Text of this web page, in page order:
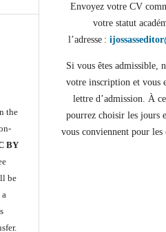
the
BY
be
Envoyez votre CV
votre statut
l’adresse :
Si vous êtes admissible,
votre inscription et vous
lettre d’admission. À
pourrez choisir les jours
vous conviennent pour les